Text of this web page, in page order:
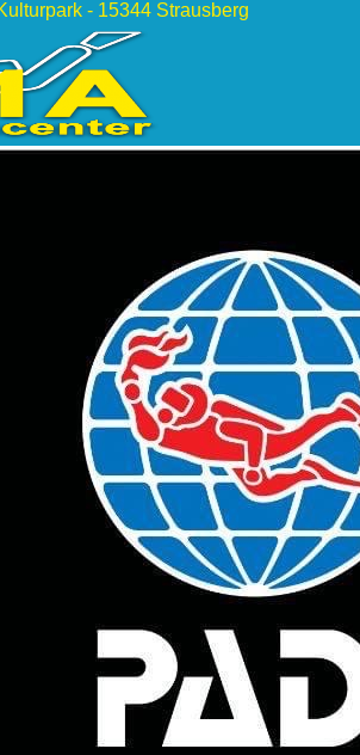
- 15344 Strausberg